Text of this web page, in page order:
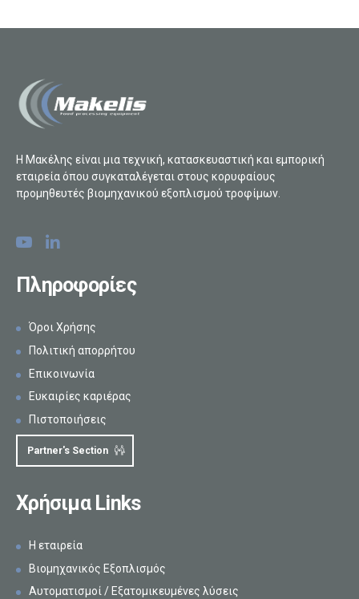
Η Μακέλης είναι μια τεχνική, κατασκευαστική και εμπορική
εταιρεία όπου συγκαταλέγεται στους κορυφαίους
προμηθευτές βιομηχανικού εξοπλισμού τροφίμων.
Πληροφορίες
Όροι Χρήσης
Πολιτική απορρήτου
Επικοινωνία
Ευκαιρίες καριέρας
Πιστοποιήσεις
Partner's Section
Χρήσιμα Links
Η εταιρεία
Βιομηχανικός Εξοπλισμός
Αυτοματισμοί / Εξατομικευμένες λύσεις